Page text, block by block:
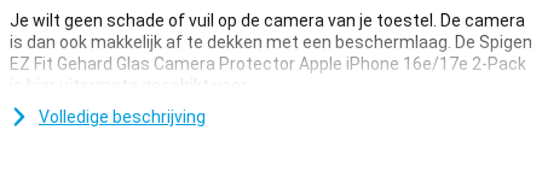
Je wilt geen schade of vuil op de camera van je toestel. De camera
is dan ook makkelijk af te dekken met een beschermlaag. De Spigen
EZ Fit Gehard Glas Camera Protector Apple iPhone 16e/17e 2-Pack
is hier uitermate geschikt voor.
Bescherm de camera van jouw Apple iPhone 16e/17e goed in alle
Volledige beschrijving